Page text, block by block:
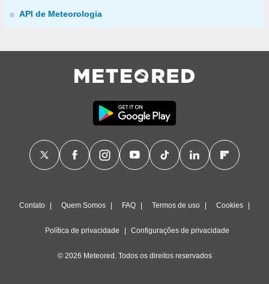
API de Meteorologia
Contato Quem Somos FAQ Termos de uso Cookies
Política de privacidade Configurações de privacidade
© 2026 Meteored. Todos os direitos reservados